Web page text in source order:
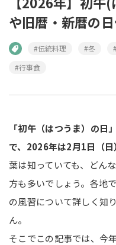
や旧暦・新暦の
#伝統料理 #冬
#行事食
「初午（はつうま）の
で、2026年は2月1日（日
葉は知っていても、どん
方も多いでしょう。各地
の風習について詳しく知
ん。
そこでこの記事では、今